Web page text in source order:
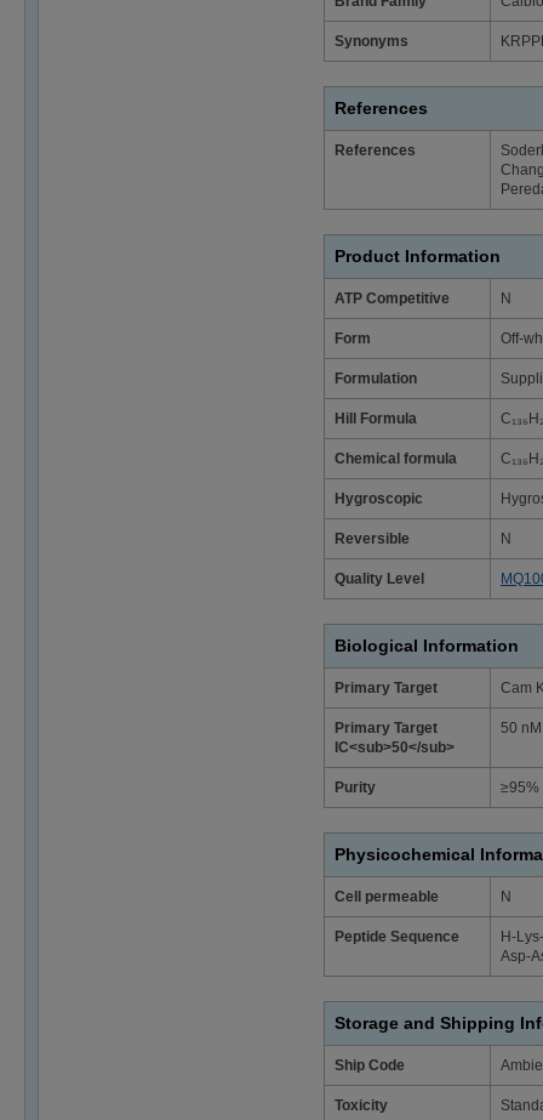
Synonyms
References
References
Product Information
ATP Competitive N
Form Off-
Formulation
Hill Formula
Chemical formula
Hygroscopic
Reversible N
Quality Level
Biological Information
Primary Target Cam
Primary Target
IC<sub>50</sub>
50
Purity ≥95%
Physicochemical
Cell permeable N
Peptide Sequence
H-
Asp-
Storage and Shipping
Ship Code
Toxicity